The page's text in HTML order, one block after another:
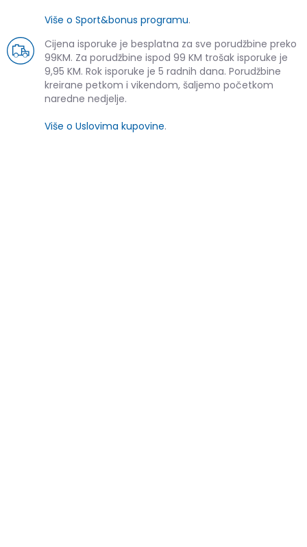
Više o Sport&bonus programu.
Cijena isporuke je besplatna za sve porudžbine preko
99KM. Za porudžbine ispod 99 KM trošak isporuke je
9,95 KM. Rok isporuke je 5 radnih dana. Porudžbine
kreirane petkom i vikendom, šaljemo početkom
naredne nedjelje.
Više o Uslovima kupovine.